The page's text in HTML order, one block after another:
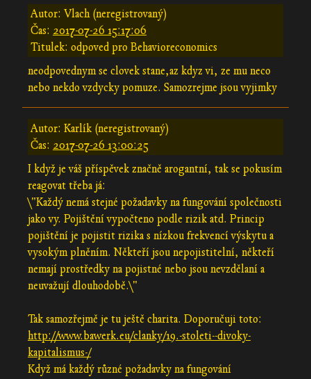
Autor: Vlach (neregistrovaný)
Čas: 2017-07-26 15:17:06
Titulek: odpoved pro Behavioreconomics
neodpovednym se clovek stane,az kdyz vi, ze mu neco
nebo nekdo vzdycky pomuze. Samozrejme jsou vyjimky
Autor: Karlík (neregistrovaný)
Čas: 2017-07-26 13:00:25
I když je váš příspěvek značně arogantní, tak se pokusím
reagovat třeba já:
\"Každý nemá stejné požadavky na fungování společnosti
jako vy. Pojištění vypočteno podle rizik atd. Princip
pojištění je pojistit rizika s nízkou frekvencí výskytu a
vysokým plněním. Někteří jsou nepojistitelní, někteří
nemají prostředky na pojistné nebo jsou nevzdělaní a
neuvažují dlouhodobě.\"
Tak samozřejmě je tu ještě charita. Doporučuji toto:
http://www.bawerk.eu/clanky/19.-stoleti--divoky-
kapitalismus-/
Když má každý různé požadavky na fungování